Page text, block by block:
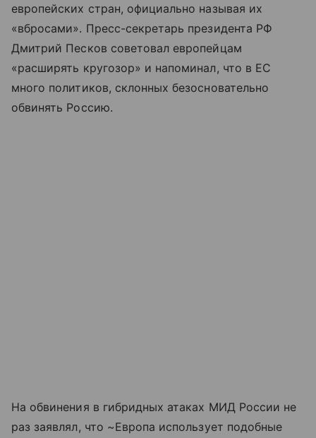
европейских стран, официально называя их
«вбросами». Пресс-секретарь президента РФ
Дмитрий Песков советовал европейцам
«расширять кругозор» и напоминал, что в ЕС
много политиков, склонных безосновательно
обвинять Россию.
На обвинения в гибридных атаках МИД России не
раз заявлял, что ~Европа использует подобные